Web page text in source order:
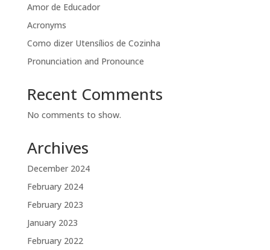
Amor de Educador
Acronyms
Como dizer Utensílios de Cozinha
Pronunciation and Pronounce
Recent Comments
No comments to show.
Archives
December 2024
February 2024
February 2023
January 2023
February 2022